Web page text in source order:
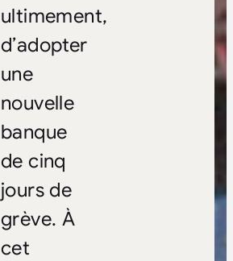
ultimement,
d’adopter
une
nouvelle
banque
de cinq
jours de
grève. À
cet